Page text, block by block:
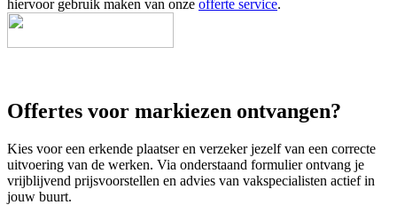
hiervoor gebruik maken van onze offerte service.
Offertes voor markiezen ontvangen?
Kies voor een erkende plaatser en verzeker jezelf van een correcte
uitvoering van de werken. Via onderstaand formulier ontvang je
vrijblijvend prijsvoorstellen en advies van vakspecialisten actief in
jouw buurt.